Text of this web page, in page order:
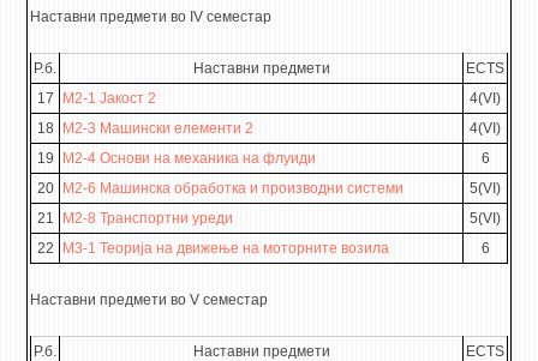
Наставни предмети во IV семестар
Р.б. Наставни предмети
ECTS
17
М2-1 Јакост 2
4(VI)
18
М2-3 Машински елементи 2
4(VI)
19
М2-4 Основи на механика на флуиди
6
20
М2-6 Машинска обработка и производни системи
5(VI)
21
М2-8 Транспортни уреди
5(VI)
22
М3-1 Теорија на движење на моторните возила 6
Наставни предмети во V семестар
Р.б. Наставни предмети
ECTS